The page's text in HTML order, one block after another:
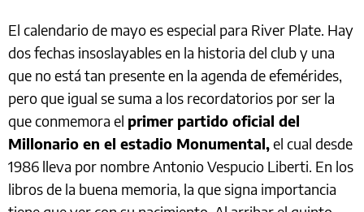
El calendario de mayo es especial para River Plate. Hay
dos fechas insoslayables en la historia del club y una
que no está tan presente en la agenda de efemérides,
pero que igual se suma a los recordatorios por ser la
que conmemora el primer partido oficial del
Millonario en el estadio Monumental,el cual desde
1986 lleva por nombre Antonio Vespucio Liberti. En los
libros de la buena memoria, la que signa importancia